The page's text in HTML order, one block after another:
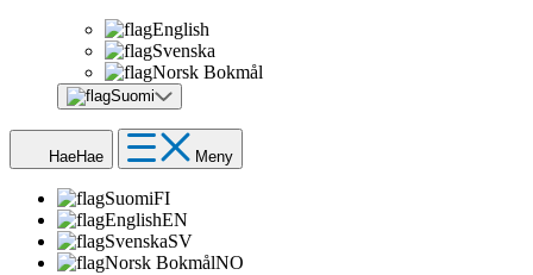
English
Svenska
Norsk Bokmål
Suomi
HaeHae Meny
SuomiFI
EnglishEN
SvenskaSV
Norsk BokmålNO